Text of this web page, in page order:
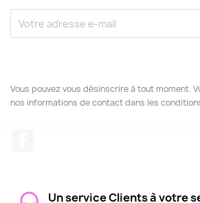
Vous pouvez vous désinscrire à tout moment.
nos informations de contact dans les
Un service Clients à votre